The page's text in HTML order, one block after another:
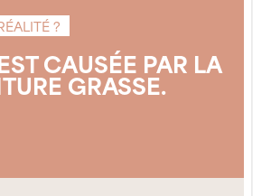
?
CAUSÉE PAR LA
GRASSE.